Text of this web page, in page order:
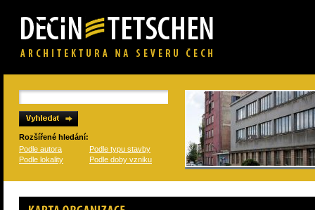
Rozšířené hledání:
Podle autora
Podle typu stavby
Podle lokality
Podle doby vzniku
Karta organizace